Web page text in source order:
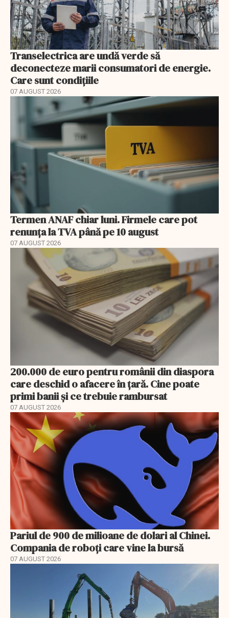
Transelectrica are undă verde să
deconecteze marii consumatori de energie.
Care sunt condițiile
07 AUGUST 2026
Termen ANAF chiar luni. Firmele care pot
renunța la TVA până pe 10 august
07 AUGUST 2026
200.000 de euro pentru românii din diaspora
care deschid o afacere în țară. Cine poate
primi banii și ce trebuie rambursat
07 AUGUST 2026
Pariul de 900 de milioane de dolari al Chinei.
Compania de roboți care vine la bursă
07 AUGUST 2026